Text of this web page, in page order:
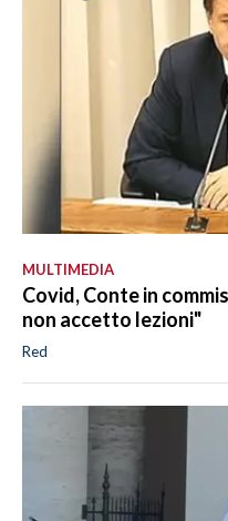
MULTIMEDIA
Covid, Conte in
non accetto lezioni"
Red